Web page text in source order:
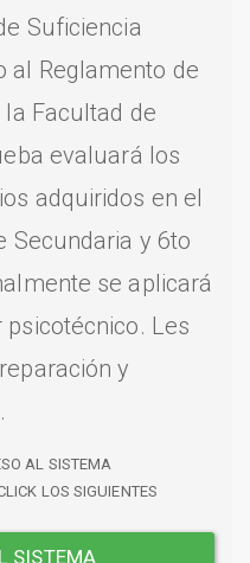
Suficiencia
al Reglamento de
Facultad de
evaluará los
adquiridos en el
Secundaria y 6to
se aplicará
Les
y
AL SISTEMA
LOS SIGUIENTES
SISTEMA